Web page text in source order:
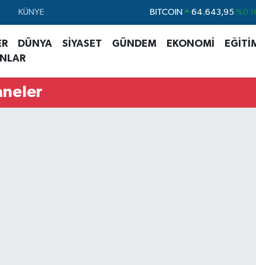
KÜNYE DOLAR 47,6006
55,0250 %0.02
GRAM ALTIN 6513.94
DÜNYA SİYASET GÜNDEM EKONOMİ